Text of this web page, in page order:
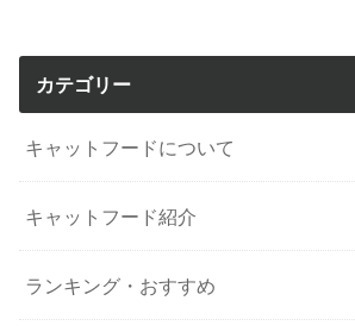
カテゴリー
キャットフードについて
キャットフード紹介
ランキング・おすすめ